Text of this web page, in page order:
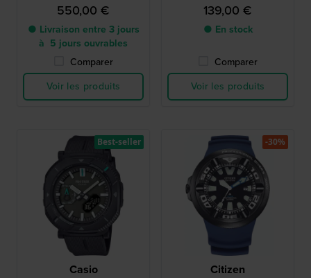
550,00 €
● Livraison entre 3 jours
à 5 jours ouvrables
Comparer
Voir les produits
139,00 €
● En stock
Comparer
Voir les produits
Casio
Best-seller
Citizen
-30%